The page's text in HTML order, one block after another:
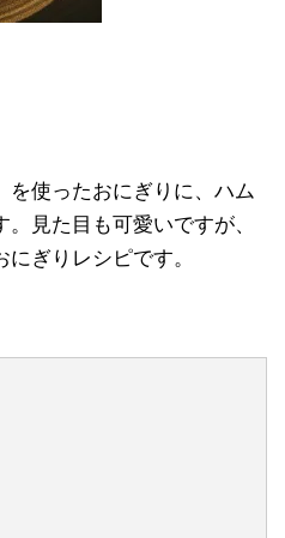
を使ったおにぎりに、ハム
見た目も可愛いですが、
ぎりレシピです。